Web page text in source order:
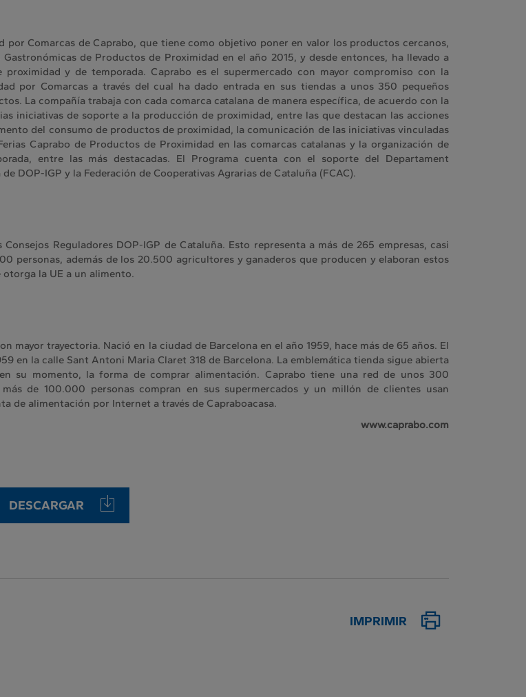
Comarcas de Caprabo, que tiene como objetivo poner en valor los productos cercanos,
de Productos de Proximidad en el año 2015, y desde entonces, ha llevado a
y de temporada. Caprabo es el supermercado con mayor compromiso con la
por Comarcas a través del cual ha dado entrada en sus tiendas a unos 350 pequeños
La compañía trabaja con cada comarca catalana de manera específica, de acuerdo con la
iniciativas de soporte a la producción de proximidad, entre las que destacan las acciones
del consumo de productos de proximidad, la comunicación de las iniciativas vinculadas
Caprabo de Productos de Proximidad en las comarcas catalanas y la organización de
entre las más destacadas. El Programa cuenta con el soporte del Departament
DOP-IGP y la Federación de Cooperativas Agrarias de Cataluña (FCAC).
Reguladores DOP-IGP de Cataluña. Esto representa a más de 265 empresas, casi
personas, además de los 20.500 agricultores y ganaderos que producen y elaboran estos
la UE a un alimento.
mayor trayectoria. Nació en la ciudad de Barcelona en el año 1959, hace más de 65 años. El
en la calle Sant Antoni Maria Claret 318 de Barcelona. La emblemática tienda sigue abierta
su momento, la forma de comprar alimentación. Caprabo tiene una red de unos 300
de 100.000 personas compran en sus supermercados y un millón de clientes usan
de alimentación por Internet a través de Capraboacasa.
www.caprabo.com
DESCARGAR
IMPRIMIR